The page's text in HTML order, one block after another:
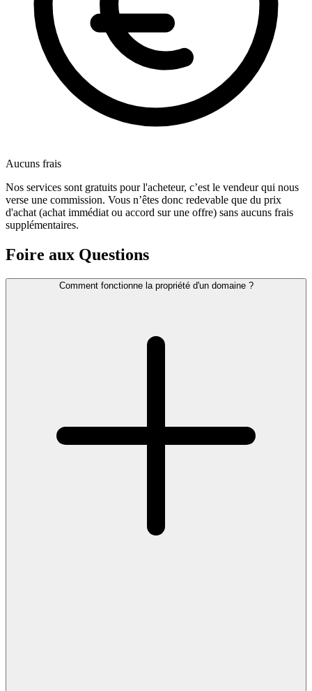
Aucuns frais
Nos services sont gratuits pour l'acheteur, c’est le vendeur qui nous
verse une commission. Vous n’êtes donc redevable que du prix
d'achat (achat immédiat ou accord sur une offre) sans aucuns frais
supplémentaires.
Foire aux Questions
Comment fonctionne la propriété d'un domaine ?